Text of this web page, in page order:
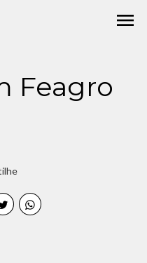
menu
Feagro